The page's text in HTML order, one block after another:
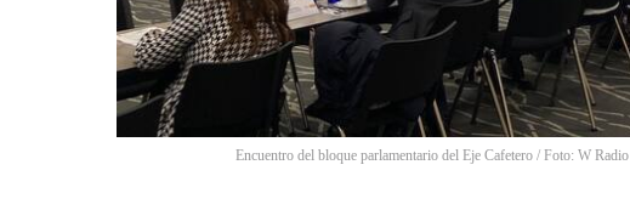
Encuentro del bloque parlamentario del Eje Cafetero / Foto: W Radio